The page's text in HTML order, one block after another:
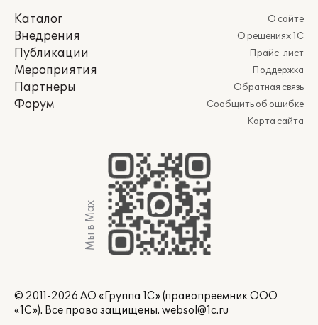
Каталог
Внедрения
Публикации
Мероприятия
Партнеры
Форум
О сайте
О решениях 1С
Прайс-лист
Поддержка
Обратная связь
Сообщить об ошибке
Карта сайта
Мы в Max
© 2011-2026 АО «Группа 1С» (правопреемник ООО
«1С»). Все права защищены. websol@1c.ru